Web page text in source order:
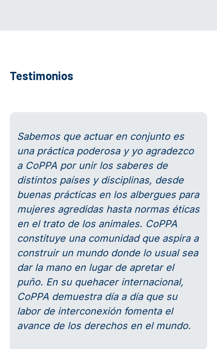
Testimonios
Sabemos que actuar en conjunto es
una práctica poderosa y yo agradezco
a CoPPA por unir los saberes de
distintos países y disciplinas, desde
buenas prácticas en los albergues para
mujeres agredidas hasta normas éticas
en el trato de los animales. CoPPA
constituye una comunidad que aspira a
construir un mundo donde lo usual sea
dar la mano en lugar de apretar el
puño. En su quehacer internacional,
CoPPA demuestra día a día que su
labor de interconexión fomenta el
avance de los derechos en el mundo.